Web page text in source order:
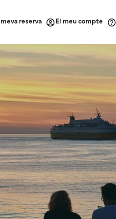
reserva El meu compte